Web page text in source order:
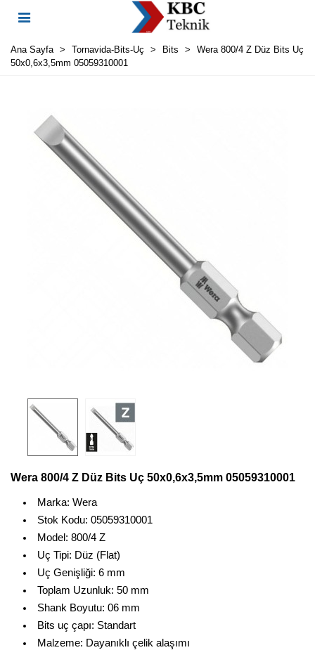
Ana Sayfa > Tornavida-Bits-Uç > Bits >
Wera 800/4 Z Düz Bits Uç
50x0,6x3,5mm 05059310001
Wera 800/4 Z Düz Bits Uç 50x0,6x3,5mm 05059310001
Marka: Wera
Stok Kodu: 05059310001
Model: 800/4 Z
Uç Tipi: Düz (Flat)
Uç Genişliği: 6 mm
Toplam Uzunluk: 50 mm
Shank Boyutu: 06 mm
Bits uç çapı: Standart
Malzeme: Dayanıklı çelik alaşımı